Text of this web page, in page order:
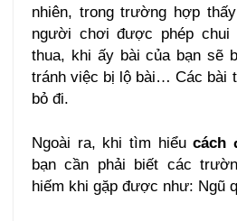
nhiên, trong trường hợp
người chơi được phép chui
thua, khi ấy bài của bạn sẽ
tránh việc bị lộ bài… Các bài
bỏ đi.
Ngoài ra, khi tìm hiểucách
bạn cần phải biết các
hiếm khi gặp được như: Ngũ